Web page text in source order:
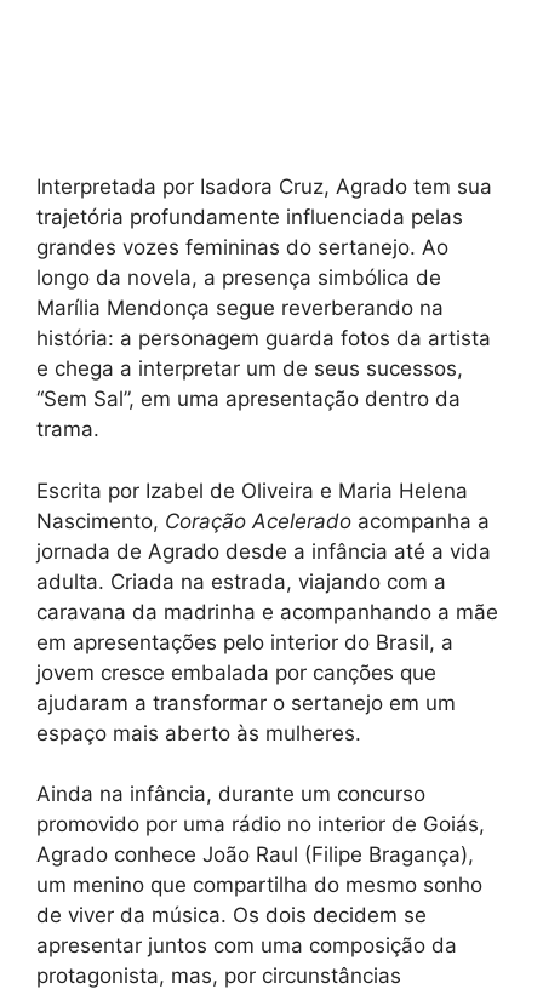
Interpretada por Isadora Cruz, Agrado tem sua
trajetória profundamente influenciada pelas
grandes vozes femininas do sertanejo. Ao
longo da novela, a presença simbólica de
Marília Mendonça segue reverberando na
história: a personagem guarda fotos da artista
e chega a interpretar um de seus sucessos,
“Sem Sal”, em uma apresentação dentro da
trama.
Escrita por Izabel de Oliveira e Maria Helena
Nascimento, Coração Acelerado acompanha a
jornada de Agrado desde a infância até a vida
adulta. Criada na estrada, viajando com a
caravana da madrinha e acompanhando a mãe
em apresentações pelo interior do Brasil, a
jovem cresce embalada por canções que
ajudaram a transformar o sertanejo em um
espaço mais aberto às mulheres.
Ainda na infância, durante um concurso
promovido por uma rádio no interior de Goiás,
Agrado conhece João Raul (Filipe Bragança),
um menino que compartilha do mesmo sonho
de viver da música. Os dois decidem se
apresentar juntos com uma composição da
protagonista, mas, por circunstâncias